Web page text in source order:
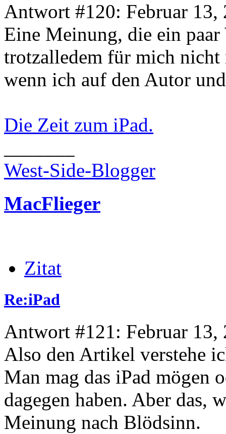
Antwort #120: Februar 13,
Eine Meinung, die ein
trotzalledem für mich
wenn ich auf den Autor
Die Zeit zum iPad.
West-Side-Blogger
MacFlieger
Zitat
Re:iPad
Antwort #121: Februar 13,
Also den Artikel verstehe
Man mag das iPad mögen
dagegen haben. Aber das,
Meinung nach Blödsinn.